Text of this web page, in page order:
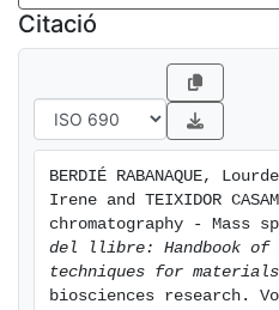
Citació
BERDIÉ RABANAQUE,
Irene and TEIXIDOR
chromatography - Mass
del llibre: Handbook of
techniques for materials
biosciences research.